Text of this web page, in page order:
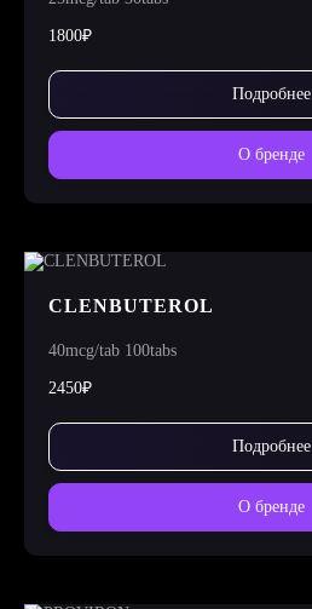
1800₽
Подробнее
О бренде
CLENBUTEROL
40mcg/tab 100tabs
2450₽
Подробнее
О бренде